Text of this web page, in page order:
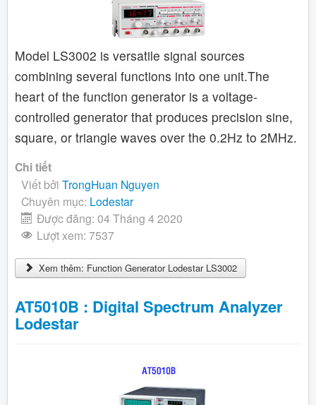
Model LS3002 is versatile signal sources
combining several functions into one unit.The
heart of the function generator is a voltage-
controlled generator that produces precision sine,
square, or triangle waves over the 0.2Hz to 2MHz.
Chi tiết
Viết bởi TrongHuan Nguyen
Chuyên mục: Lodestar
Được đăng: 04 Tháng 4 2020
Lượt xem: 7537
Xem thêm: Function Generator Lodestar LS3002
AT5010B : Digital Spectrum Analyzer
Lodestar